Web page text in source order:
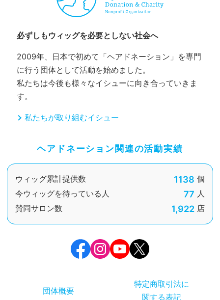
必ずしもウィッグを必要としない社会へ
2009年、日本で初めて「ヘアドネーション」を専門
に行う団体として活動を始めました。
私たちは今後も様々なイシューに向き合っていきま
す。
私たちが取り組むイシュー
ヘアドネーション関連の活動実績
ウィッグ累計提供数 1138 個
今ウィッグを待っている人
77 人
賛同サロン数
1,922 店
団体概要
特定商取引法に
関する表記